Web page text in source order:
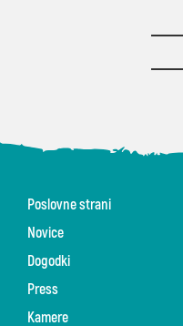
Poslovne strani
Novice
Dogodki
Press
Kamere